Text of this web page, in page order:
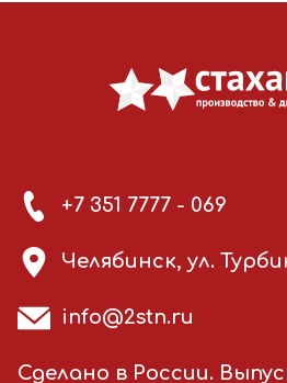
+7 351 7777 - 069
Челябинск, ул.
info@2stn.ru
Сделано в России.